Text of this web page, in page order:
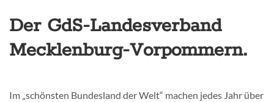
Der GdS-Landesverband
Mecklenburg-Vorpommern.
Im „schönsten Bundesland der Welt“ machen jedes Jahr über